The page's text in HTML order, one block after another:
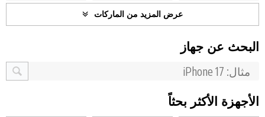
عرض المزيد من الماركات
البحث عن جهاز
الأجهزة الأكثر بحثاً